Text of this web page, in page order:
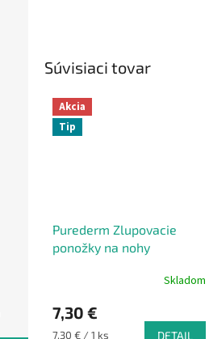
Súvisiaci tovar
Akcia
Tip
Purederm Zlupovacie
ponožky na nohy
Skladom
7,30 €
Jednotková
7,30 € / 1 ks DETAIL